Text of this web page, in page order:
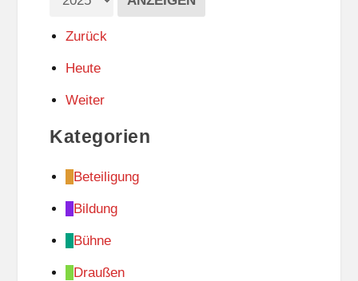
Zurück
Heute
Weiter
Kategorien
Beteiligung
Bildung
Bühne
Draußen